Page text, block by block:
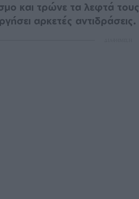
και τρώνε τα λεφτά
αρκετές αντιδράσεις.